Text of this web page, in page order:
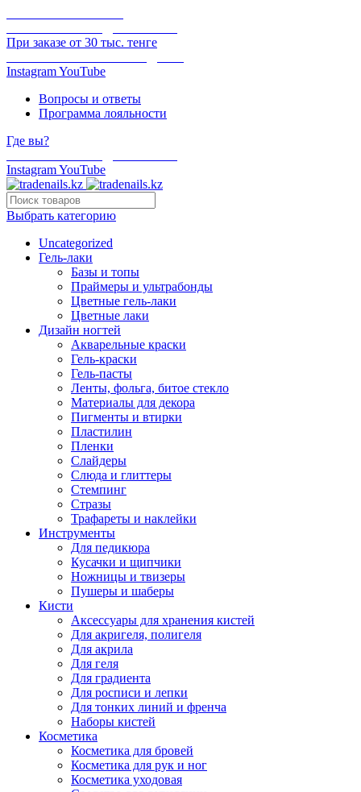
При заказе от 30 тыс. тенге
InstagramYouTube
Вопросы и ответы
Программа лояльности
Где вы?
InstagramYouTube
Выбрать категорию
Uncategorized
Гель-лаки
Базы и топы
Праймеры и ультрабонды
Цветные гель-лаки
Цветные лаки
Дизайн ногтей
Акварельные краски
Гель-краски
Гель-пасты
Ленты, фольга, битое стекло
Материалы для декора
Пигменты и втирки
Пластилин
Пленки
Слайдеры
Слюда и глиттеры
Стемпинг
Стразы
Трафареты и наклейки
Инструменты
Для педикюра
Кусачки и щипчики
Ножницы и твизеры
Пушеры и шаберы
Кисти
Аксессуары для хранения кистей
Для акригеля, полигеля
Для акрила
Для геля
Для градиента
Для росписи и лепки
Для тонких линий и френча
Наборы кистей
Косметика
Косметика для бровей
Косметика для рук и ног
Косметика уходовая